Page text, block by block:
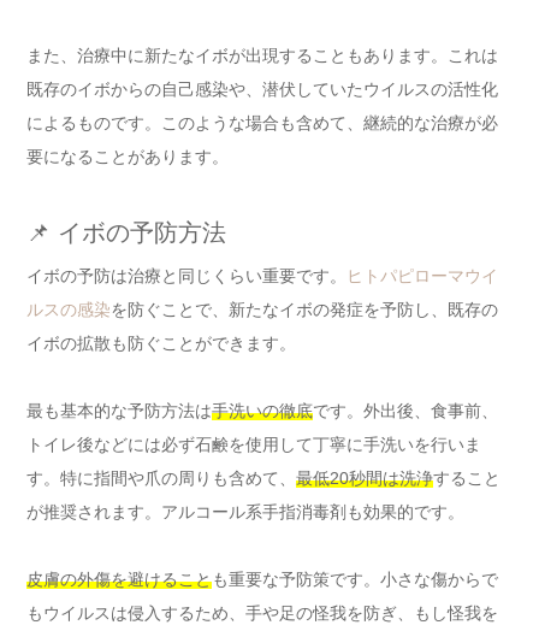
また、治療中に新たなイボが出現することもあります。これは
既存のイボからの自己感染や、潜伏していたウイルスの活性化
によるものです。このような場合も含めて、継続的な治療が必
要になることがあります。
📌 イボの予防方法
イボの予防は治療と同じくらい重要です。
ヒトパピローマウイ
ルスの感染を防ぐことで、新たなイボの発症を予防し、既存の
イボの拡散も防ぐことができます。
最も基本的な予防方法は手洗いの徹底です。外出後、食事前、
トイレ後などには必ず石鹸を使用して丁寧に手洗いを行いま
す。特に指間や爪の周りも含めて、 最低20秒間は洗浄すること
が推奨されます。アルコール系手指消毒剤も効果的です。
皮膚の外傷を避けることも重要な予防策です。小さな傷からで
もウイルスは侵入するため、手や足の怪我を防ぎ、もし怪我を